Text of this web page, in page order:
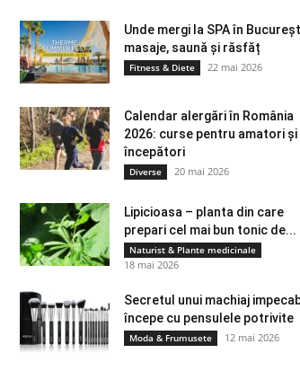
Unde mergi la SPA în
masaje, saună și răsfăț
Fitness & Diete 22 mai 2026
Calendar alergări în România
2026: curse pentru amatori și
începători
Diverse 20 mai 2026
Lipicioasa – planta din care
prepari cel mai bun tonic de...
Naturist & Plante medicinale
18 mai 2026
Secretul unui machiaj
începe cu pensulele potrivite
Moda & Frumusete 12 mai 2026